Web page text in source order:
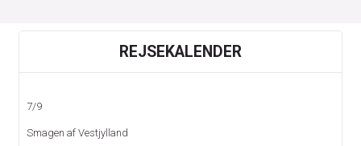
REJSEKALENDER
7/9
Smagen af Vestjylland